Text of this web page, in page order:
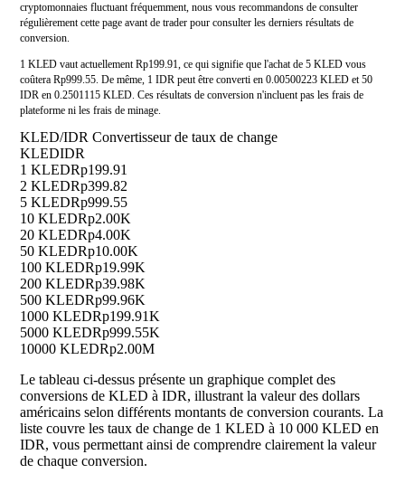
cryptomonnaies fluctuant fréquemment, nous vous recommandons de consulter
régulièrement cette page avant de trader pour consulter les derniers résultats de
conversion.
1 KLED vaut actuellement Rp199.91, ce qui signifie que l'achat de 5 KLED vous
coûtera Rp999.55. De même, 1 IDR peut être converti en 0.00500223 KLED et 50
IDR en 0.2501115 KLED. Ces résultats de conversion n'incluent pas les frais de
plateforme ni les frais de minage.
KLED/IDR Convertisseur de taux de change
KLEDIDR
1 KLEDRp199.91
2 KLEDRp399.82
5 KLEDRp999.55
10 KLEDRp2.00K
20 KLEDRp4.00K
50 KLEDRp10.00K
100 KLEDRp19.99K
200 KLEDRp39.98K
500 KLEDRp99.96K
1000 KLEDRp199.91K
5000 KLEDRp999.55K
10000 KLEDRp2.00M
Le tableau ci-dessus présente un graphique complet des
conversions de KLED à IDR, illustrant la valeur des dollars
américains selon différents montants de conversion courants. La
liste couvre les taux de change de 1 KLED à 10 000 KLED en
IDR, vous permettant ainsi de comprendre clairement la valeur
de chaque conversion.